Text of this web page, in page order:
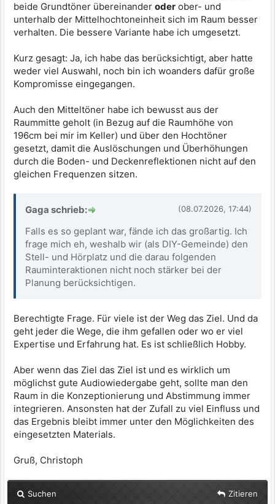
beide Grundtöner übereinander oder ober- und
unterhalb der Mittelhochtoneinheit sich im Raum besser
verhalten. Die bessere Variante habe ich umgesetzt.
Kurz gesagt: Ja, ich habe das berücksichtigt, aber hatte
weder viel Auswahl, noch bin ich woanders dafür große
Kompromisse eingegangen.
Auch den Mitteltöner habe ich bewusst aus der
Raummitte geholt (in Bezug auf die Raumhöhe von
196cm bei mir im Keller) und über den Hochtöner
gesetzt, damit die Auslöschungen und Überhöhungen
durch die Boden- und Deckenreflektionen nicht auf den
gleichen Frequenzen sitzen.
(08.07.2026, 17:44)
Gaga schrieb:
Falls es so geplant war, fände ich das großartig. Ich
frage mich eh, weshalb wir (als DIY-Gemeinde) den
Stell- und Hörplatz und die darau folgenden
Rauminteraktionen nicht noch stärker bei der
Planung berücksichtigen.
Berechtigte Frage. Für viele ist der Weg das Ziel. Und da
geht jeder die Wege, die ihm gefallen oder wo er viel
Expertise und Erfahrung hat. Es ist schließlich Hobby.
Aber wenn das Ziel das Ziel ist und es wirklich um
möglichst gute Audiowiedergabe geht, sollte man den
Raum in die Konzeptionierung und Abstimmung immer
integrieren. Ansonsten hat der Zufall zu viel Einfluss und
das Ergebnis bleibt immer unter den Möglichkeiten des
eingesetzten Materials.
Gruß, Christoph
Suchen Zitieren